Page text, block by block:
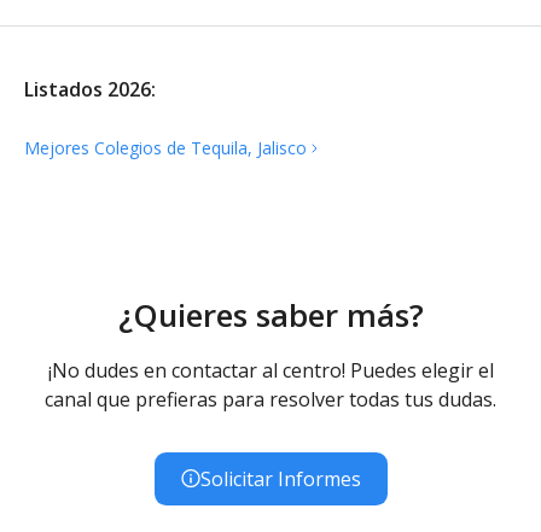
Listados 2026:
Mejores Colegios de Tequila, Jalisco
¿Quieres saber más?
¡No dudes en contactar al centro! Puedes elegir el
canal que prefieras para resolver todas tus dudas.
Solicitar Informes